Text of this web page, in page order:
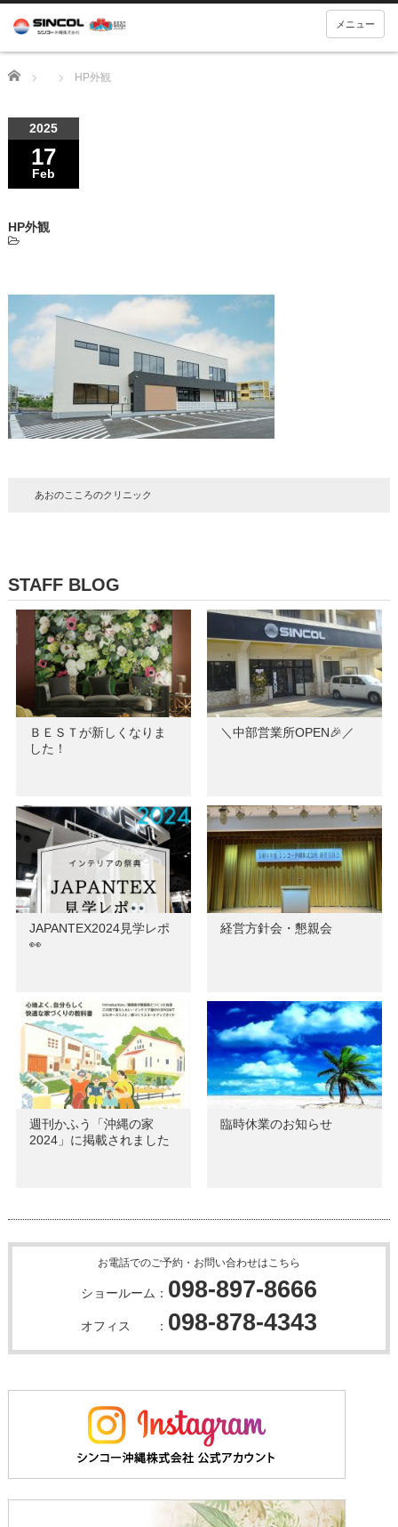
メニュー
Home HP外観
2025
17
Feb
HP外観
あおのこころのクリニック
STAFF BLOG
ＢＥＳＴが新しくなりま
した！
＼中部営業所OPEN🎉／
JAPANTEX2024見学レポ
👀
経営方針会・懇親会
週刊かふう「沖縄の家
2024」に掲載されました
臨時休業のお知らせ
お電話でのご予約・お問い合わせはこちら
ショールーム： 098-897-8666
オフィス ： 098-878-4343